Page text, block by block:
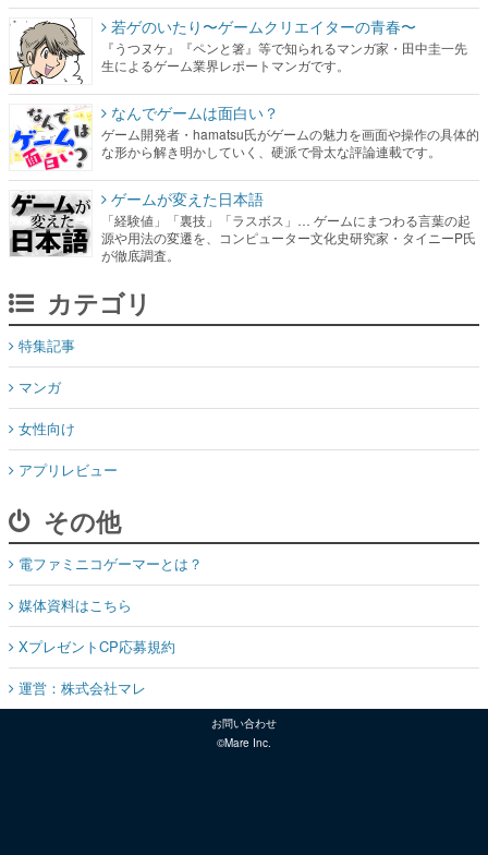
若ゲのいたり〜ゲームクリエイターの青春〜
『うつヌケ』『ペンと箸』等で知られるマンガ家・田中圭一先
生によるゲーム業界レポートマンガです。
なんでゲームは面白い？
ゲーム開発者・hamatsu氏がゲームの魅力を画面や操作の具体的
な形から解き明かしていく、硬派で骨太な評論連載です。
ゲームが変えた日本語
「経験値」「裏技」「ラスボス」… ゲームにまつわる言葉の起
源や用法の変遷を、コンピューター文化史研究家・タイニーP氏
が徹底調査。
カテゴリ
特集記事
マンガ
女性向け
アプリレビュー
その他
電ファミニコゲーマーとは？
媒体資料はこちら
XプレゼントCP応募規約
運営：株式会社マレ
お問い合わせ
©Mare Inc.